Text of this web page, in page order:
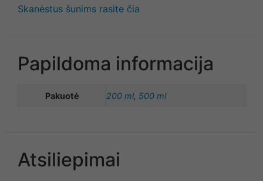
Skanėstus šunims rasite čia
Papildoma informacija
Pakuotė 200 ml, 500 ml
Atsiliepimai